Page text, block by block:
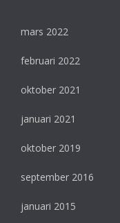
mars 2022
februari 2022
oktober 2021
januari 2021
oktober 2019
september 2016
januari 2015